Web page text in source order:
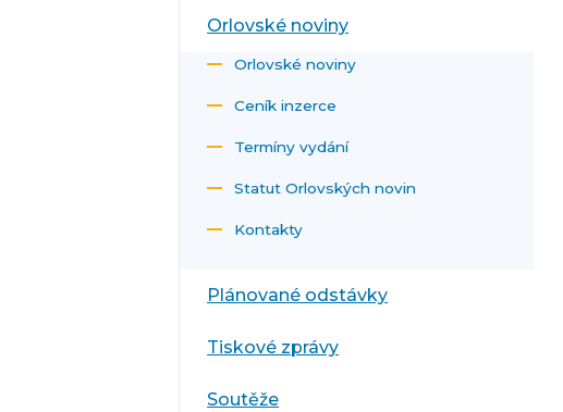
Orlovské noviny
Orlovské noviny
Ceník inzerce
Termíny vydání
Statut Orlovských novin
Kontakty
Plánované odstávky
Tiskové zprávy
Soutěže